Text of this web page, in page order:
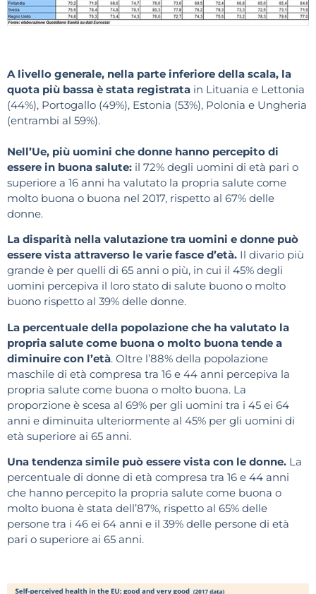
A livello generale, nella parte inferiore della scala, la
quota più bassa è stata registrata in Lituania e Lettonia
(44%), Portogallo (49%), Estonia (53%), Polonia e Ungheria
(entrambi al 59%).
Nell’Ue, più uomini che donne hanno percepito di
essere in buona salute: il 72% degli uomini di età pari o
superiore a 16 anni ha valutato la propria salute come
molto buona o buona nel 2017, rispetto al 67% delle
donne.
La disparità nella valutazione tra uomini e donne può
essere vista attraverso le varie fasce d’età. Il divario più
grande è per quelli di 65 anni o più, in cui il 45% degli
uomini percepiva il loro stato di salute buono o molto
buono rispetto al 39% delle donne.
La percentuale della popolazione che ha valutato la
propria salute come buona o molto buona tende a
diminuire con l’età. Oltre l’88% della popolazione
maschile di età compresa tra 16 e 44 anni percepiva la
propria salute come buona o molto buona. La
proporzione è scesa al 69% per gli uomini tra i 45 ei 64
anni e diminuita ulteriormente al 45% per gli uomini di
età superiore ai 65 anni.
Una tendenza simile può essere vista con le donne. La
percentuale di donne di età compresa tra 16 e 44 anni
che hanno percepito la propria salute come buona o
molto buona è stata dell’87%, rispetto al 65% delle
persone tra i 46 ei 64 anni e il 39% delle persone di età
pari o superiore ai 65 anni.